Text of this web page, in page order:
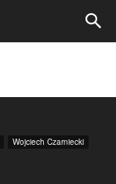
Wojciech Czarniecki